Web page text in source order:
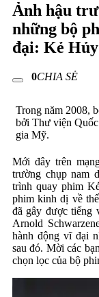
Ảnh hậu
những bộ
đại: Kẻ
0CHIA SẺ
Trong năm 2008,
bởi Thư viện
gia Mỹ.
Mới đây trên
trường chụp nam
trình quay phim
phim kinh dị về
đã gây được tiếng
Arnold
hành động vĩ đại
sau đó. Mời các
chọn lọc của bộ